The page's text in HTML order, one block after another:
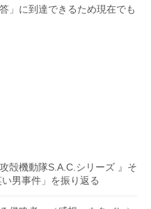
」に到達できるため現在でも
殻機動隊S.A.C.シリーズ 』そ
男事件」を振り返る